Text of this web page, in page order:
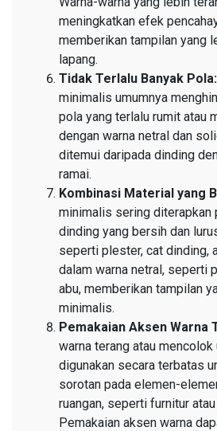
meningkatkan efek
memberikan tampilan yang
lapang.
Tidak Terlalu Banyak Pola:
minimalis umumnya
pola yang terlalu rumit atau
dengan warna netral dan
ditemui daripada dinding
ramai.
Kombinasi Material yang
minimalis sering diterapkan
dinding yang bersih dan
seperti plester, cat dinding,
dalam warna netral, seperti
abu, memberikan tampilan
minimalis.
Pemakaian Aksen Warna
warna terang atau mencolok
digunakan secara terbatas
sorotan pada elemen-
ruangan, seperti furnitur
Pemakaian aksen warna